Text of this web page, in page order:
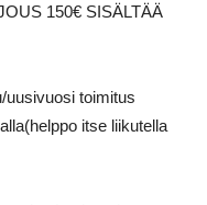
150€ SISÄLTÄÄ
uusivuosi toimitus
itse liikutella